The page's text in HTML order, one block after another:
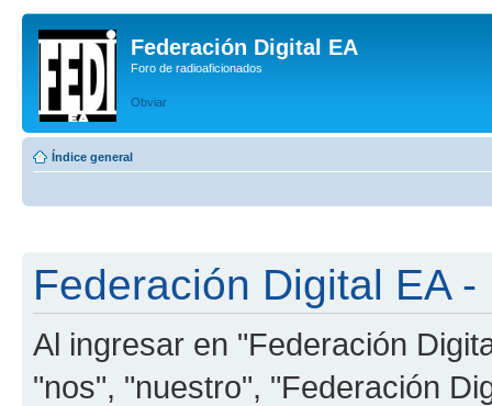
Federación Digital EA
Foro de radioaficionados
Obviar
Índice general
Federación Digital EA -
Al ingresar en "Federación
"nos", "nuestro", "Federación